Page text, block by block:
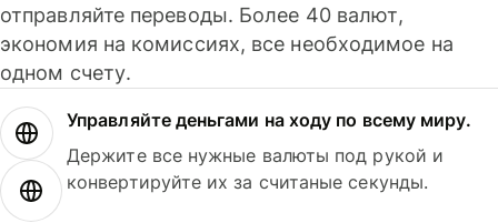
отправляйте переводы. Более 40 валют,
экономия на комиссиях, все необходимое на
одном счету.
Управляйте деньгами на ходу по всему миру.
Держите все нужные валюты под рукой и
конвертируйте их за считаные секунды.